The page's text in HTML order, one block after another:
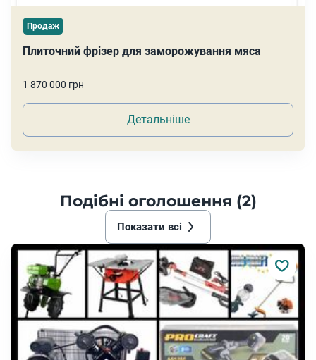
Продаж
Плиточний фрізер для заморожування мяса
1 870 000 грн
Детальніше
Подібні оголошення (2)
Показати всі